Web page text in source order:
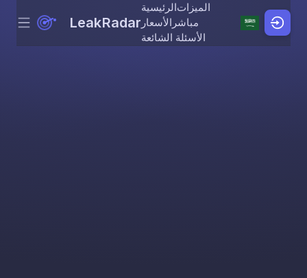
Skip to content
Menu LeakRadar
الرئيسيةالميزات
الأسعار مباشر
الأسئلة الشائعة